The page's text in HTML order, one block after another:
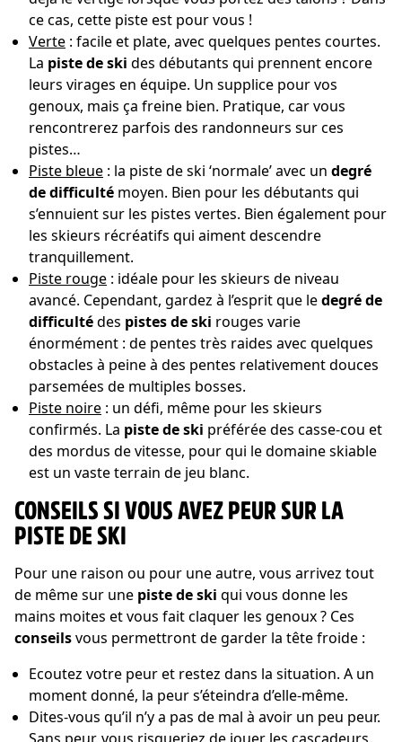
ce cas, cette piste est pour vous !
Verte : facile et plate, avec quelques pentes courtes.
La piste de ski des débutants qui prennent encore
leurs virages en équipe. Un supplice pour vos
genoux, mais ça freine bien. Pratique, car vous
rencontrerez parfois des randonneurs sur ces
pistes…
Piste bleue : la piste de ski ‘normale’ avec un degré
de difficulté moyen. Bien pour les débutants qui
s’ennuient sur les pistes vertes. Bien également pour
les skieurs récréatifs qui aiment descendre
tranquillement.
Piste rouge : idéale pour les skieurs de niveau
avancé. Cependant, gardez à l’esprit que ledegré de
difficultédes pistes de ski rouges varie
énormément : de pentes très raides avec quelques
obstacles à peine à des pentes relativement douces
parsemées de multiples bosses.
Piste noire : un défi, même pour les skieurs
confirmés. La piste de ski préférée des casse-cou et
des mordus de vitesse, pour qui le domaine skiable
est un vaste terrain de jeu blanc.
CONSEILS SI VOUS AVEZ PEUR SUR LA
PISTE DE SKI
Pour une raison ou pour une autre, vous arrivez tout
de même sur une piste de ski qui vous donne les
mains moites et vous fait claquer les genoux ? Ces
conseilsvous permettront de garder la tête froide :
Ecoutez votre peur et restez dans la situation. A un
moment donné, la peur s’éteindra d’elle-même.
Dites-vous qu’il n’y a pas de mal à avoir un peu peur.